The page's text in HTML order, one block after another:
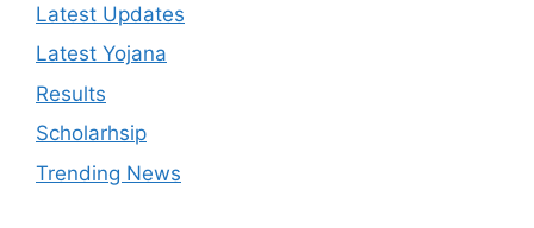
Latest Updates
Latest Yojana
Results
Scholarhsip
Trending News